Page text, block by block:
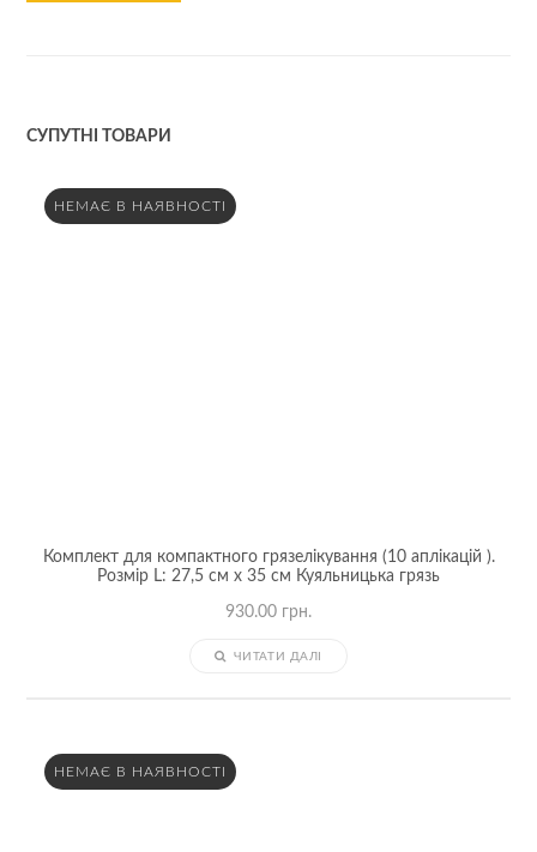
СУПУТНІ ТОВАРИ
НЕМАЄ В НАЯВНОСТІ
Комплект для компактного грязелікування (10 аплікацій ).
Розмір L: 27,5 см x 35 см Куяльницька грязь
930.00 грн.
ЧИТАТИ ДАЛІ
НЕМАЄ В НАЯВНОСТІ